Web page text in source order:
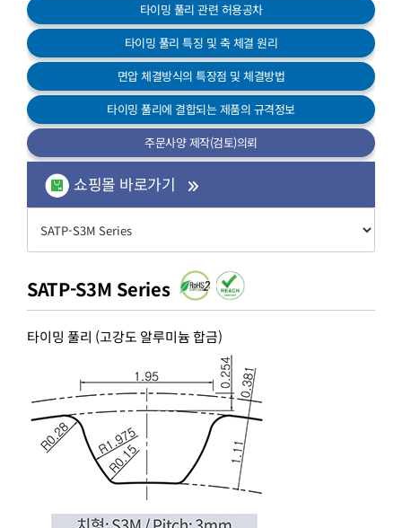
타이밍 풀리 관련 허용공차
타이밍 풀리 특징 및 축 체결 원리
면압 체결방식의 특장점 및 체결방법
타이밍 풀리에 결합되는 제품의 규격정보
주문사양 제작(검토)의뢰
쇼핑몰 바로가기
SATP-S3M Series
타이밍 풀리 (고강도 알루미늄 합금)